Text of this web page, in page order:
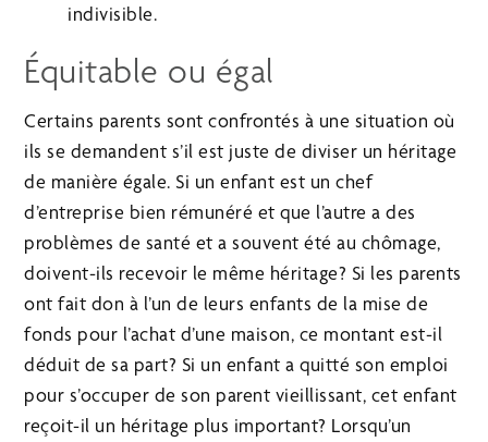
indivisible.
Équitable ou égal
Certains parents sont confrontés à une situation où
ils se demandent s’il est juste de diviser un héritage
de manière égale. Si un enfant est un chef
d’entreprise bien rémunéré et que l’autre a des
problèmes de santé et a souvent été au chômage,
doivent-ils recevoir le même héritage? Si les parents
ont fait don à l’un de leurs enfants de la mise de
fonds pour l’achat d’une maison, ce montant est-il
déduit de sa part? Si un enfant a quitté son emploi
pour s’occuper de son parent vieillissant, cet enfant
reçoit-il un héritage plus important? Lorsqu’un